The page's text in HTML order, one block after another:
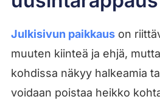
Julkisivun paikkauson
muuten kiinteä ja ehjä,
kohdissa näkyy halkeamia
voidaan poistaa heikko